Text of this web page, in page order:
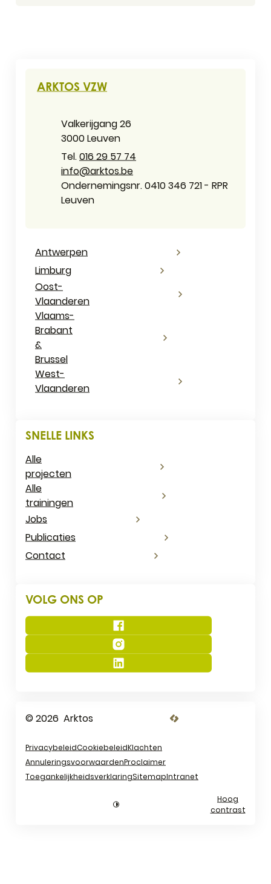
ARKTOS VZW
AdresValkerijgang 26
,3000Leuven
016 29 57 74
E-mailinfo@arktos.be
Ondernemingsnummer
Ondernemingsnr. 0410 346 721 - RPR
Leuven
Antwerpen
Limburg
Oost-
Vlaanderen
Vlaams-
Brabant
&
Brussel
West-
Vlaanderen
SNELLE LINKS
Alle
projecten
Alle
trainingen
Jobs
Publicaties
Contact
VOLG ONS OP
Facebook
Instagram
LinkedIn
© 2026 Arktos
PrivacybeleidCookiebeleidKlachten
AnnuleringsvoorwaardenProclaimer
ToegankelijkheidsverklaringSitemapIntranet
Hoog
contrast